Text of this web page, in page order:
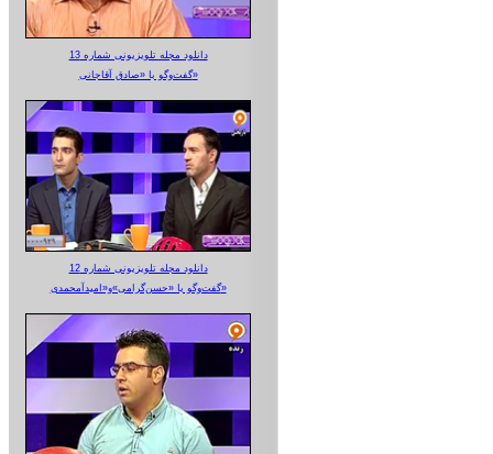
دانلود مجله تلویزیونی شماره 13
گفت‌وگو با «صادق آقاجانی»
دانلود مجله تلویزیونی شماره 12
گفت‌وگو با «حسن‌گرامی»و«امیدآمحمدی»